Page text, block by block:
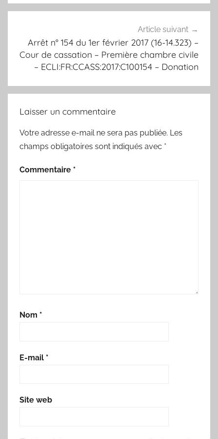
Article suivant
Arrêt n° 154 du 1er février 2017 (16-14.323) –
Cour de cassation – Première chambre civile
– ECLI:FR:CCASS:2017:C100154 – Donation
Laisser un commentaire
Votre adresse e-mail ne sera pas publiée. Les
champs obligatoires sont indiqués avec *
Commentaire *
Nom *
E-mail *
Site web